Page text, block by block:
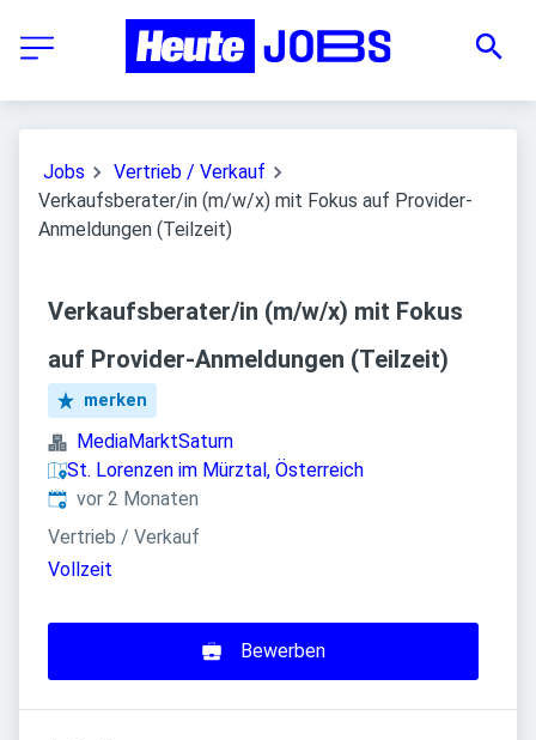
Jobs
Vertrieb / Verkauf
Verkaufsberater/in (m/w/x) mit Fokus auf Provider-
Anmeldungen (Teilzeit)
Verkaufsberater/in (m/w/x) mit Fokus
auf Provider-Anmeldungen (Teilzeit)
merken
MediaMarktSaturn
St. Lorenzen im Mürztal, Österreich
Veröffentlicht:
vor 2 Monaten
Vertrieb / Verkauf
Vollzeit
Bewerben